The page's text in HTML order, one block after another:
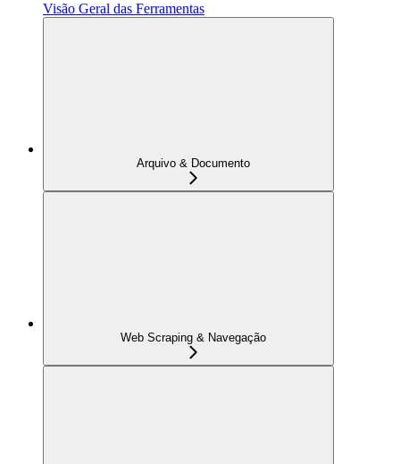
Visão Geral das Ferramentas
Arquivo & Documento
Web Scraping & Navegação